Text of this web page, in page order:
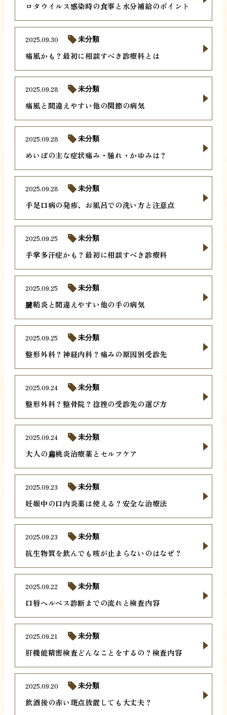
ロタウイルス感染時の食事と水分補給のポイント
痛風かも？最初に相談すべき診療科とは
2025.09.30 未分類
痛風と間違えやすい他の関節の病気
2025.09.28 未分類
めいぼの主な症状痛み・腫れ・かゆみは？
2025.09.28 未分類
手足口病の発疹、お風呂での洗い方と注意点
2025.09.28 未分類
手掌多汗症かも？最初に相談すべき診療科
2025.09.25 未分類
腱鞘炎と間違えやすい他の手の病気
2025.09.25 未分類
整形外科？神経内科？痛みの原因別受診先
2025.09.25 未分類
整形外科？整骨院？捻挫の受診先の選び方
2025.09.24 未分類
大人の扁桃炎治療薬とセルフケア
2025.09.24 未分類
妊娠中の口内炎薬は使える？安全な治療法
2025.09.23 未分類
抗生物質を飲んでも咳が止まらないのはなぜ？
2025.09.23 未分類
口唇ヘルペス診断までの流れと検査内容
2025.09.22 未分類
肝機能精密検査どんなことをするの？検査内容
2025.09.21 未分類
飲酒後の赤い斑点放置しても大丈夫？
2025.09.20 未分類